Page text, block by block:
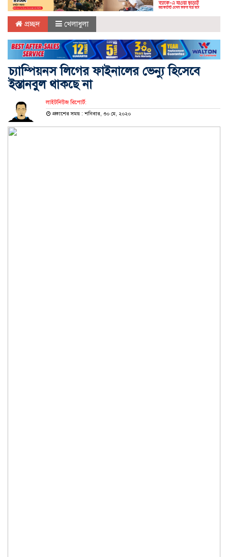
প্রচ্ছদ খেলাধুলা
চ্যাম্পিয়নস লিগের ফাইনালের ভেন্যু হিসেবে
ইস্তানবুল থাকছে না
লাইটনিউজ রিপোর্ট:
প্রকাশের সময় : শনিবার, ৩০ মে, ২০২০